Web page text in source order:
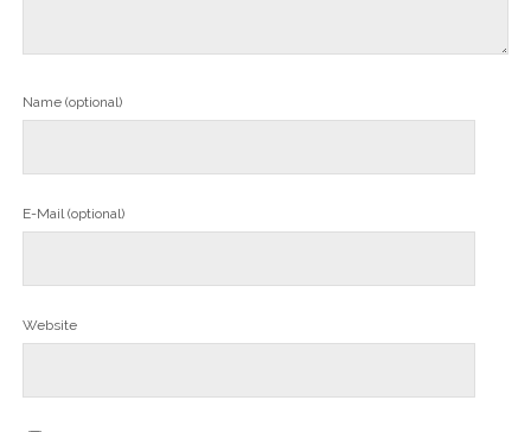
Name (optional)
E-Mail (optional)
Website